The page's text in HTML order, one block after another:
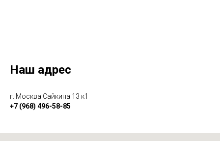
Наш адрес
г. Москва Сайкина 13 к1
+7 (968) 496-58-85